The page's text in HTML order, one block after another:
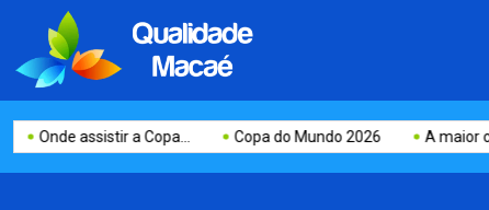
Onde assistir a Copa... Copa do Mundo 2026 A maior